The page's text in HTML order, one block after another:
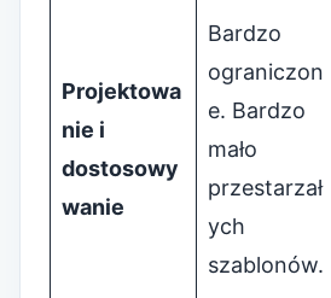
Projektowa
nie i
dostosowy
wanie
Bardzo
ograniczon
e. Bardzo
mało
przestarzał
ych
szablonów.